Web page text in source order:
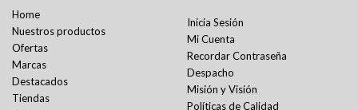
Home
Nuestros productos
Ofertas
Marcas
Destacados
Tiendas
Inicia Sesión
Mi Cuenta
Recordar Contraseña
Despacho
Misión y Visión
Políticas de Calidad